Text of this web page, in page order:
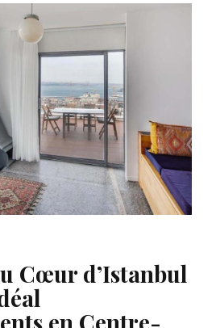
Cœur d’Istanbul
en Centre-